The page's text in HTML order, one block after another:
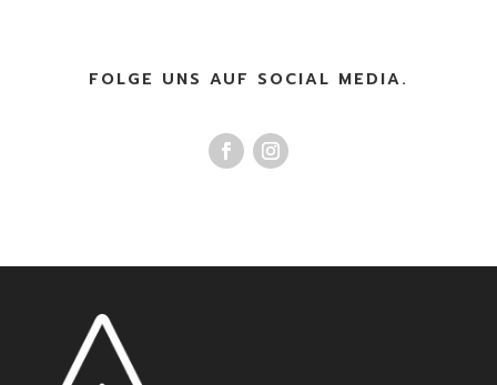
FOLGE UNS AUF SOCIAL MEDIA.